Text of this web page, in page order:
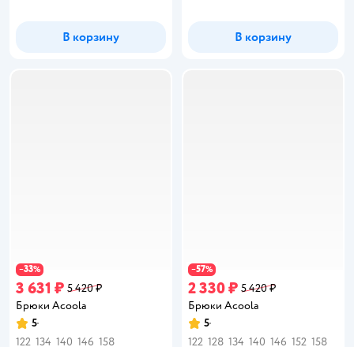
В корзину В корзину
−33%
3 631 ₽ 5 420 ₽
Брюки Acoola
Рейтинг:
5
122 134 140 146 158
−57%
2 330 ₽ 5 420 ₽
Брюки Acoola
Рейтинг:
5
122 128 134 140 146 152 158